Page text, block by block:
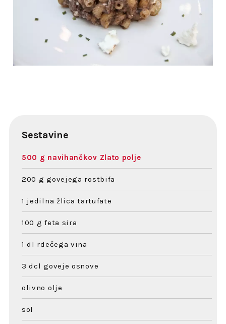
Sestavine
500 g navihančkov Zlato polje
200 g govejega rostbifa
1 jedilna žlica tartufate
100 g feta sira
1 dl rdečega vina
3 dcl goveje osnove
olivno olje
sol